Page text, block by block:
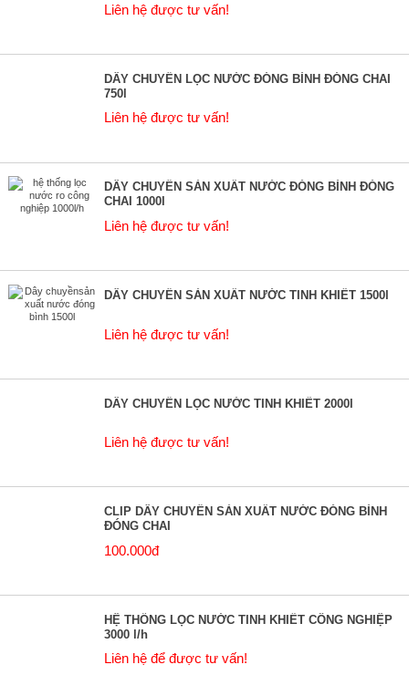
Liên hệ được tư vấn!
DÂY CHUYỀN LỌC NƯỚC ĐÓNG BÌNH ĐÓNG CHAI
750l
Liên hệ được tư vấn!
DÂY CHUYỀN SẢN XUẤT NƯỚC ĐÓNG BÌNH ĐÓNG
CHAI 1000l
Liên hệ được tư vấn!
DÂY CHUYỀN SẢN XUẤT NƯỚC TINH KHIẾT 1500l
Liên hệ được tư vấn!
DÂY CHUYỀN LỌC NƯỚC TINH KHIẾT 2000l
Liên hệ được tư vấn!
CLIP DÂY CHUYỀN SẢN XUẤT NƯỚC ĐÓNG BÌNH
ĐÓNG CHAI
100.000đ
HỆ THỐNG LỌC NƯỚC TINH KHIẾT CÔNG NGHIỆP
3000 l/h
Liên hệ để được tư vấn!